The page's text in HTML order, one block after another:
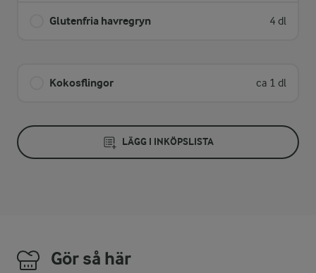
Glutenfria havregryn 4 dl
Kokosflingor ca 1 dl
LÄGG I INKÖPSLISTA
Gör så här